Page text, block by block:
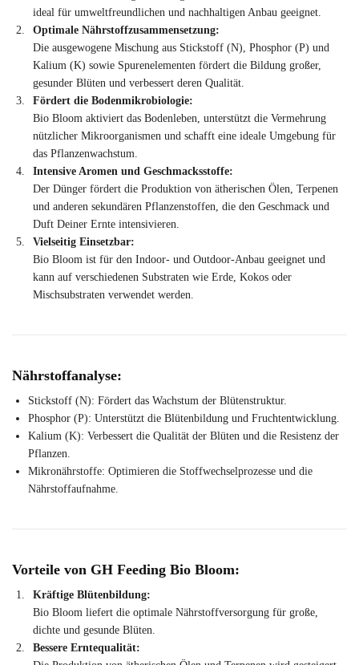
ideal für umweltfreundlichen und nachhaltigen Anbau geeignet.
Optimale Nährstoffzusammensetzung:
Die ausgewogene Mischung aus Stickstoff (N), Phosphor (P) und
Kalium (K) sowie Spurenelementen fördert die Bildung großer,
gesunder Blüten und verbessert deren Qualität.
Fördert die Bodenmikrobiologie:
Bio Bloom aktiviert das Bodenleben, unterstützt die Vermehrung
nützlicher Mikroorganismen und schafft eine ideale Umgebung für
das Pflanzenwachstum.
Intensive Aromen und Geschmacksstoffe:
Der Dünger fördert die Produktion von ätherischen Ölen, Terpenen
und anderen sekundären Pflanzenstoffen, die den Geschmack und
Duft Deiner Ernte intensivieren.
Vielseitig Einsetzbar:
Bio Bloom ist für den Indoor- und Outdoor-Anbau geeignet und
kann auf verschiedenen Substraten wie Erde, Kokos oder
Mischsubstraten verwendet werden.
Nährstoffanalyse:
Stickstoff (N): Fördert das Wachstum der Blütenstruktur.
Phosphor (P): Unterstützt die Blütenbildung und Fruchtentwicklung.
Kalium (K): Verbessert die Qualität der Blüten und die Resistenz der
Pflanzen.
Mikronährstoffe: Optimieren die Stoffwechselprozesse und die
Nährstoffaufnahme.
Vorteile von GH Feeding Bio Bloom:
Kräftige Blütenbildung:
Bio Bloom liefert die optimale Nährstoffversorgung für große,
dichte und gesunde Blüten.
Bessere Erntequalität: